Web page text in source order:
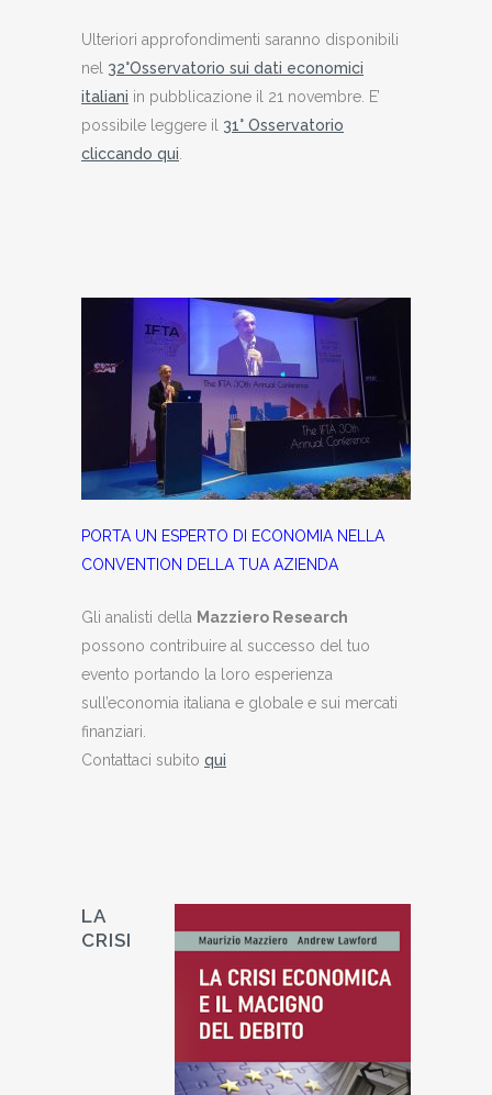
Ulteriori approfondimenti saranno disponibili
nel 32°Osservatorio sui dati economici
italiani in pubblicazione il 21 novembre. E’
possibile leggere il 31° Osservatorio
cliccando qui.
PORTA UN ESPERTO DI ECONOMIA NELLA
CONVENTION DELLA TUA AZIENDA
Gli analisti della Mazziero Research
possono contribuire al successo del tuo
evento portando la loro esperienza
sull’economia italiana e globale e sui mercati
finanziari.
Contattaci subito qui
LA
CRISI